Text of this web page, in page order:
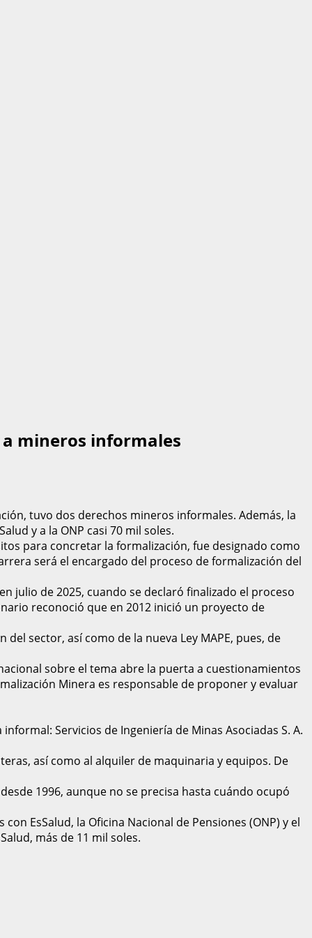
mineros informales
tuvo dos derechos mineros informales. Además, la
y a la ONP casi 70 mil soles.
para concretar la formalización, fue designado como
será el encargado del proceso de formalización del
julio de 2025, cuando se declaró finalizado el proceso
reconoció que en 2012 inició un proyecto de
sector, así como de la nueva Ley MAPE, pues, de
sobre el tema abre la puerta a cuestionamientos
Minera es responsable de proponer y evaluar
Servicios de Ingeniería de Minas Asociadas S. A.
así como al alquiler de maquinaria y equipos. De
1996, aunque no se precisa hasta cuándo ocupó
EsSalud, la Oficina Nacional de Pensiones (ONP) y el
más de 11 mil soles.